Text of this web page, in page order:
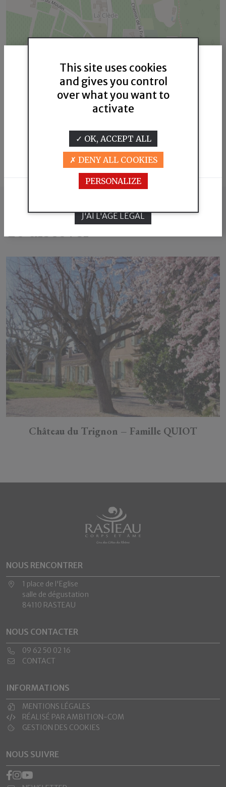
Leaflet|©OpenStreetMap
OTHER ESTATES
To discover
Château du Trignon – Famille QUIOT
NOUS RENCONTRER
1 place de l'Eglise
salle de dégustation
84110 RASTEAU
NOUS CONTACTER
09 62 50 02 16
CONTACT
INFORMATIONS
MENTIONS LÉGALES
RÉALISÉ PAR AMBITION-COM
GESTION DES COOKIES
NOUS SUIVRE
être en âge de consommer de l'alcool
selon la législation en vigueur dans
votre pays de résidence.
J'AI L'ÂGE LÉGAL
This site uses cookies
and gives you control
over what you want to
activate
OK, ACCEPT ALL
DENY ALL COOKIES
PERSONALIZE